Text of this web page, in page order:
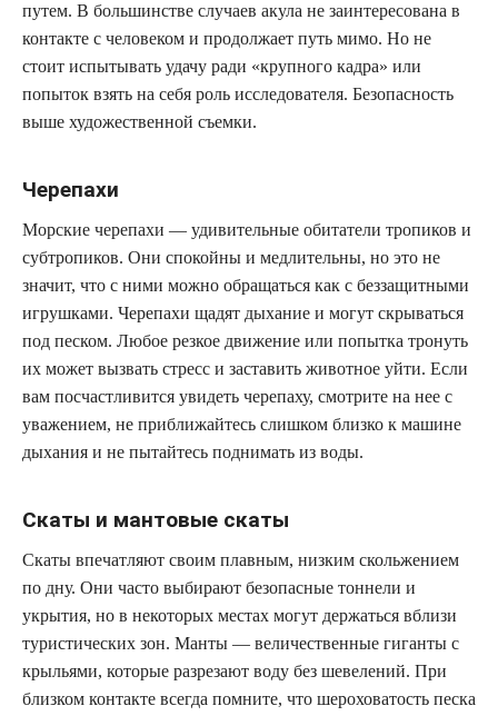
путем. В большинстве случаев акула не заинтересована в
контакте с человеком и продолжает путь мимо. Но не
стоит испытывать удачу ради «крупного кадра» или
попыток взять на себя роль исследователя. Безопасность
выше художественной съемки.
Черепахи
Морские черепахи — удивительные обитатели тропиков и
субтропиков. Они спокойны и медлительны, но это не
значит, что с ними можно обращаться как с беззащитными
игрушками. Черепахи щадят дыхание и могут скрываться
под песком. Любое резкое движение или попытка тронуть
их может вызвать стресс и заставить животное уйти. Если
вам посчастливится увидеть черепаху, смотрите на нее с
уважением, не приближайтесь слишком близко к машине
дыхания и не пытайтесь поднимать из воды.
Скаты и мантовые скаты
Скаты впечатляют своим плавным, низким скольжением
по дну. Они часто выбирают безопасные тоннели и
укрытия, но в некоторых местах могут держаться вблизи
туристических зон. Манты — величественные гиганты с
крыльями, которые разрезают воду без шевелений. При
близком контакте всегда помните, что шероховатость песка